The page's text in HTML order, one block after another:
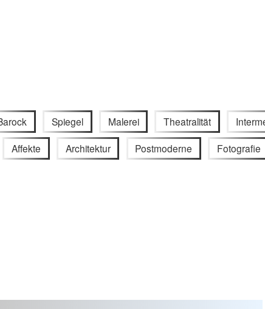
Spiegel Malerei Theatralität
Affekte Architektur Postmoderne Fotografie